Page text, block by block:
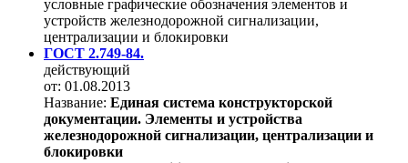
условные графические обозначения элементов и
устройств железнодорожной сигнализации,
централизации и блокировки
ГОСТ 2.749-84.
действующий
от: 01.08.2013
Название: Единая система конструкторской
документации. Элементы и устройства
железнодорожной сигнализации, централизации и
блокировки